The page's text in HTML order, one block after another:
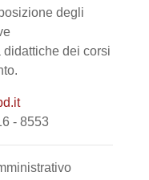
degli
dei corsi
- 8553